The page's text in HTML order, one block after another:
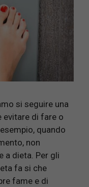
si seguire una
evitare di fare o
quando
non
a dieta. Per gli
fa si che
fame e di